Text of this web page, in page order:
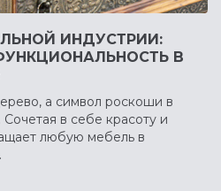
ИНДУСТРИИ:
В
а символ роскоши в
в себе красоту и
любую мебель в